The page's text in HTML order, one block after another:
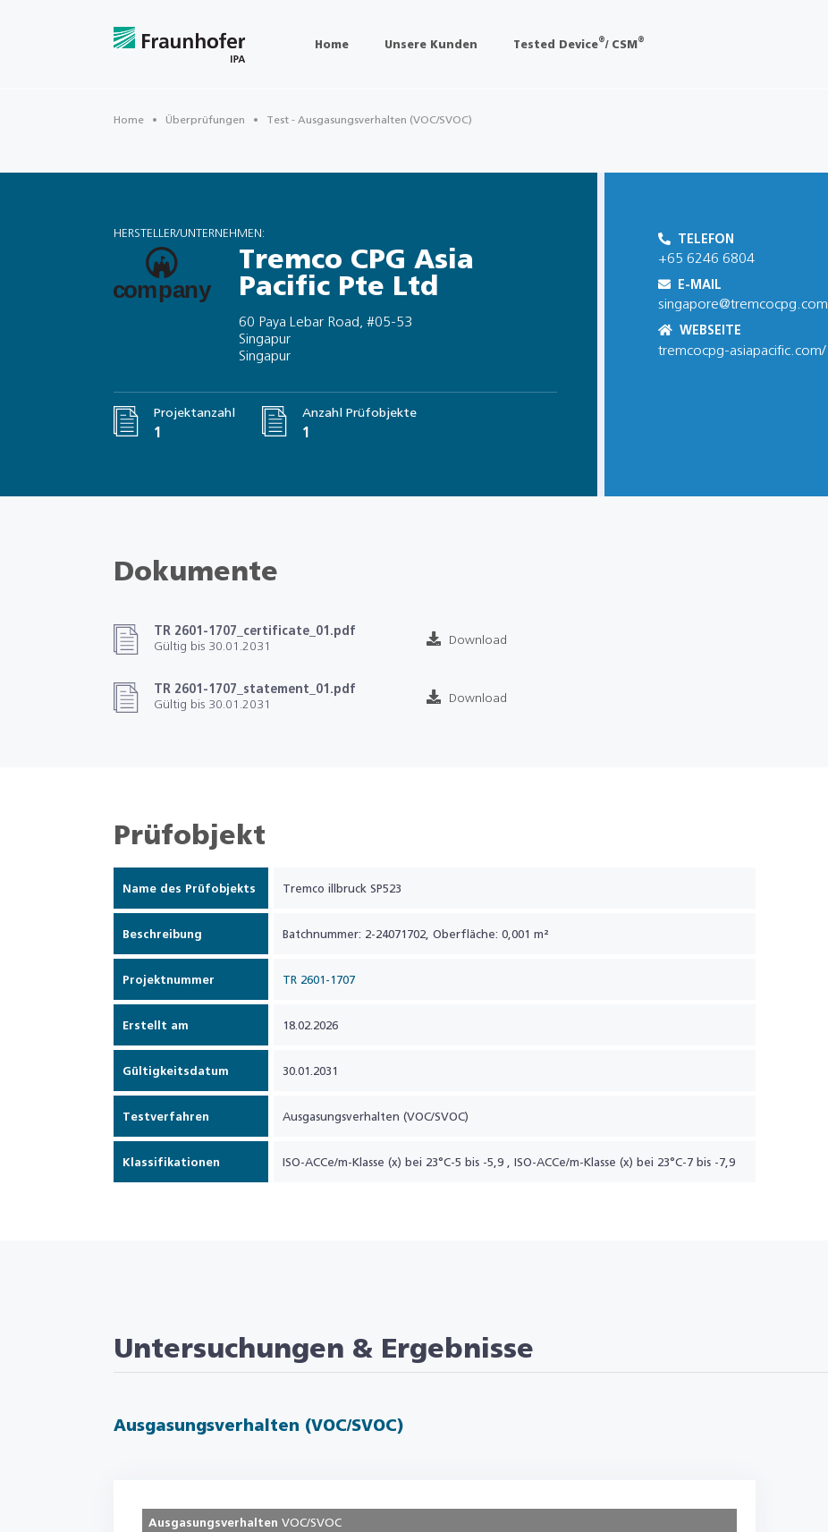
Home Unsere Kunden Tested Device®/ CSM ®
Home Überprüfungen Test - Ausgasungsverhalten (VOC/SVOC)
HERSTELLER/UNTERNEHMEN:
Tremco CPG Asia
Pacific Pte Ltd
60 Paya Lebar Road, #05-53
Singapur
Singapur
Projektanzahl
1
Anzahl Prüfobjekte
1
TELEFON
+65 6246 6804
E-MAIL
singapore@tremcocpg.com
WEBSEITE
tremcocpg-asiapacific.com/
Dokumente
TR 2601-1707_certificate_01.pdf
Gültig bis 30.01.2031
Download
TR 2601-1707_statement_01.pdf
Gültig bis 30.01.2031
Download
Prüfobjekt
Name des Prüfobjekts Tremco illbruck SP523
Beschreibung Batchnummer: 2-24071702, Oberfläche: 0,001 m²
Projektnummer TR 2601-1707
Erstellt am 18.02.2026
Gültigkeitsdatum 30.01.2031
Testverfahren Ausgasungsverhalten (VOC/SVOC)
Klassifikationen ISO-ACCe/m-Klasse (x) bei 23°C-5 bis -5,9 ISO-ACCe/m-Klasse (x) bei 23°C-7 bis -7,9
Untersuchungen & Ergebnisse
Ausgasungsverhalten (VOC/SVOC)
AusgasungsverhaltenVOC/SVOC